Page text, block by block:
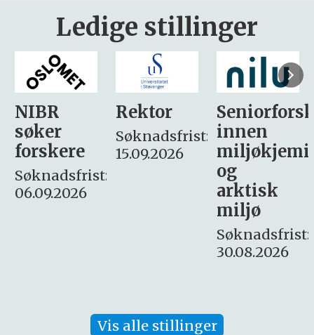
Ledige stillinger
Rektor
Søknadsfrist:
15.09.2026
Seniorforsker
innen
miljøkjemi
søker
– fast
Søknadsfrist:
16. august.
Vis alle stillinger